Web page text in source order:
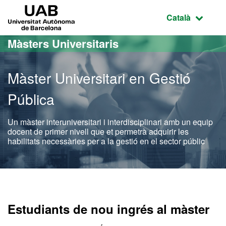
Ves al contingut principal
Ves a la navegació de la pàgina
Idioma
Català
Màsters Universitaris
Màster Universitari en Gestió
Pública
Un màster interuniversitari i interdisciplinari amb un equip
docent de primer nivell que et permetrà adquirir les
habilitats necessàries per a la gestió en el sector públic
Estudiants de nou ingrés al màster